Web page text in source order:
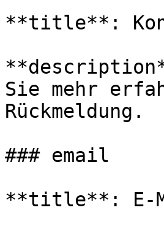
**title**:
Sie mehr
Rückmeldung.
### email
**title**: E-